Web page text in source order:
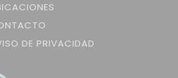
DE PRIVACIDAD